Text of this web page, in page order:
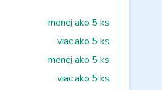
menej ako 5 ks
viac ako 5 ks
menej ako 5 ks
viac ako 5 ks